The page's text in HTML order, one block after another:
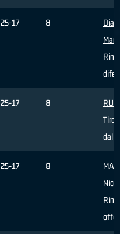
25-17 8
Dia
25-17 8
Tiro
25-17 8